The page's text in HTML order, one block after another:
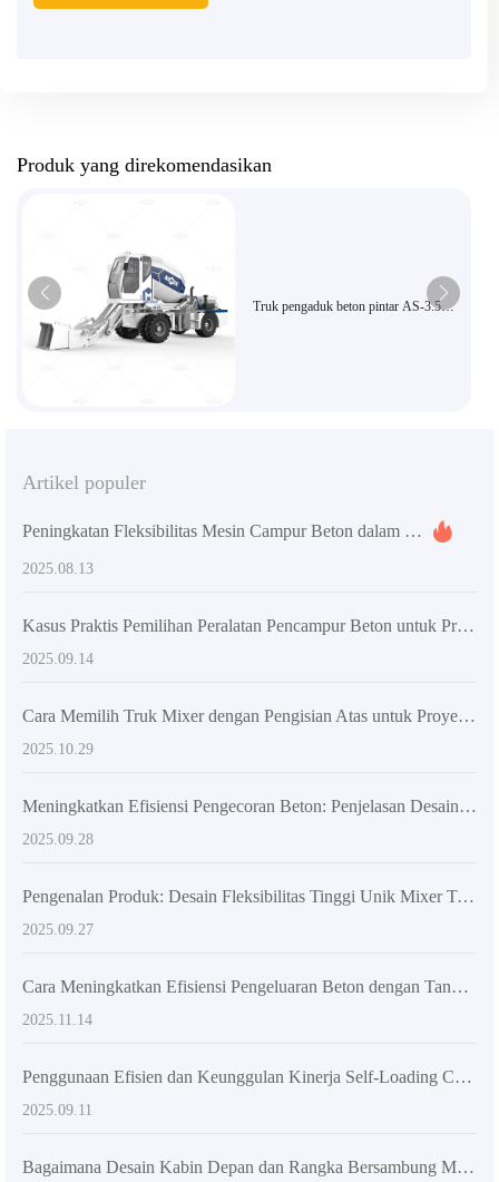
Produk yang direkomendasikan
Truk pengaduk beton pintar AS-3.5
Artikel populer
Peningkatan Fleksibilitas Mesin Campur Beton dalam Konstruksi: Dampak pada Waktu dan Biaya Proyek
2025.08.13
Kasus Praktis Pemilihan Peralatan Pencampur Beton untuk Proyek Konstruksi Besar dan Sedang serta Solusi Optimasi
2025.09.14
Cara Memilih Truk Mixer dengan Pengisian Atas untuk Proyek Konstruksi Besar: Analisis Sistem Pengadukan Spiral Ganda
2025.10.29
Meningkatkan Efisiensi Pengecoran Beton: Penjelasan Desain Truk Mixer Fleksibel
2025.09.28
Pengenalan Produk: Desain Fleksibilitas Tinggi Unik Mixer Truk AIMIX AS-2.6 Mendorong Upgrading Konstruksi Beton Global
2025.09.27
Cara Meningkatkan Efisiensi Pengeluaran Beton dengan Tangki Pencampur 270 Derajat pada Truk AIMIX AS-4.5
2025.11.14
Penggunaan Efisien dan Keunggulan Kinerja Self-Loading Concrete Mixer Truck dalam Proyek Konstruksi Besar
2025.09.11
Bagaimana Desain Kabin Depan dan Rangka Bersambung Meningkatkan Keamanan dan Fleksibilitas Operasi Mixer Beton Self-Loading?